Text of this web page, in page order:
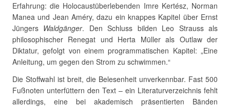
Erfahrung: die Holocaustüberlebenden Imre Kertész, Norman
Manea und Jean Améry, dazu ein knappes Kapitel über Ernst
Jüngers Waldgänger. Den Schluss bilden Leo Strauss als
philosophischer Renegat und Herta Müller als Outlaw der
Diktatur, gefolgt von einem programmatischen Kapitel: „Eine
Anleitung, um gegen den Strom zu schwimmen.“
Die Stoffwahl ist breit, die Belesenheit unverkennbar. Fast 500
Fußnoten unterfüttern den Text – ein Literaturverzeichnis fehlt
allerdings, eine bei akademisch präsentierten Bänden